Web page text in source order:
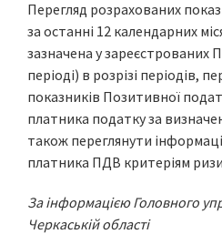
Перегляд розрахованих
за останні 12 календарних
зазначена у
періоді) в розрізі періодів,
показників Позитивної
платника податку за
також переглянути
платника ПДВ критеріям
За інформацією Головного
Черкаській області